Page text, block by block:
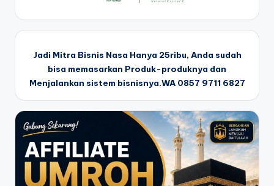
Jadi Mitra Bisnis Nasa Hanya 25ribu, Anda sudah
bisa memasarkan Produk-produknya dan
Menjalankan sistem bisnisnya.WA 0857 9711 6827